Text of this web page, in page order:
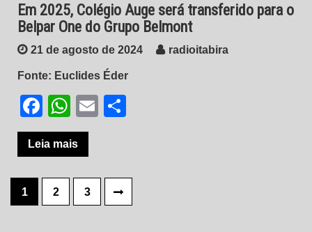
Em 2025, Colégio Auge será transferido para o
Belpar One do Grupo Belmont
21 de agosto de 2024 radioitabira
Fonte: Euclides Éder
Facebook
WhatsApp
Email
Leia mais
Paginação
de
1 2 3